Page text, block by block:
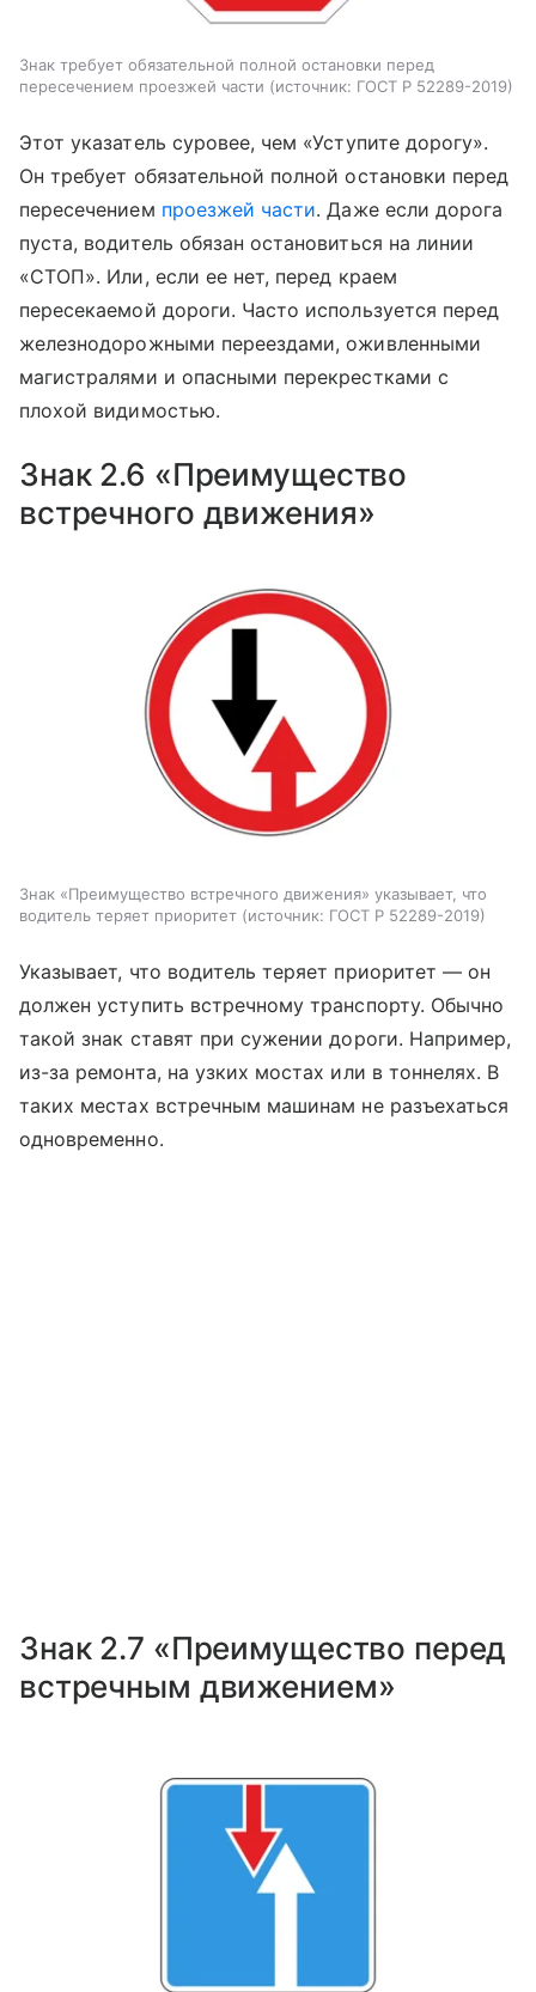
Знак требует обязательной полной остановки перед
пересечением проезжей части
источник: ГОСТ Р 52289-2019
Этот указатель суровее, чем «Уступите дорогу».
Он требует обязательной полной остановки перед
пересечением проезжей части. Даже если дорога
пуста, водитель обязан остановиться на линии
«СТОП». Или, если ее нет, перед краем
пересекаемой дороги. Часто используется перед
железнодорожными переездами, оживленными
магистралями и опасными перекрестками с
плохой видимостью.
Знак 2.6 «Преимущество
встречного движения»
Знак «Преимущество встречного движения» указывает, что
водитель теряет приоритет
источник: ГОСТ Р 52289-2019
Указывает, что водитель теряет приоритет — он
должен уступить встречному транспорту. Обычно
такой знак ставят при сужении дороги. Например,
из-за ремонта, на узких мостах или в тоннелях. В
таких местах встречным машинам не разъехаться
одновременно.
Знак 2.7 «Преимущество перед
встречным движением»